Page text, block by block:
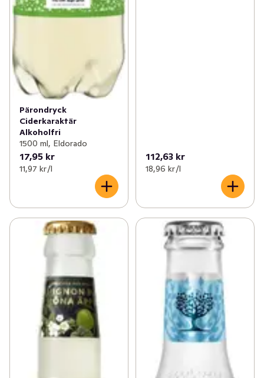
Pärondryck
Ciderkaraktär
Alkoholfri
1500 ml, Eldorado
17,95 kr
11,97 kr /l
112,63 kr
18,96 kr /l